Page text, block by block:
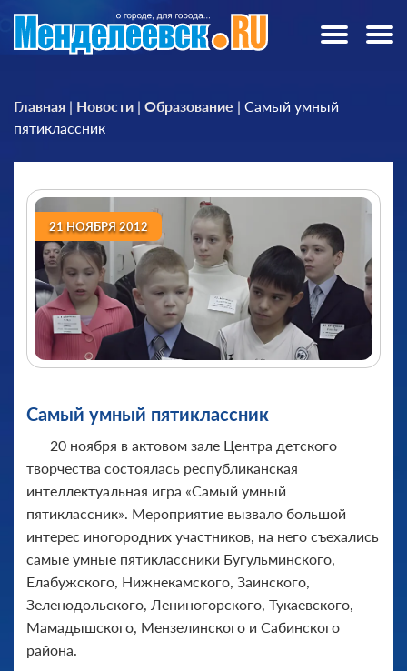
Главная | Новости | Образование | Самый умный
пятиклассник
21 НОЯБРЯ 2012
Самый умный пятиклассник
20 ноября в актовом зале Центра детского
творчества состоялась республиканская
интеллектуальная игра «Самый умный
пятиклассник». Мероприятие вызвало большой
интерес иногородних участников, на него съехались
самые умные пятиклассники Бугульминского,
Елабужского, Нижнекамского, Заинского,
Зеленодольского, Лениногорского, Тукаевского,
Мамадышского, Мензелинского и Сабинского
района.